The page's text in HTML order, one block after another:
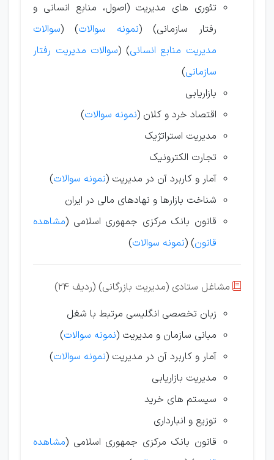
تئوری های مدیریت (اصول، منابع انسانی و
رفتار سازمانی) (نمونه سوالات) (سوالات
مدیریت منابع انسانی) (سوالات مدیریت رفتار
سازمانی)
بازاریابی
اقتصاد خرد و کلان (نمونه سوالات)
مدیریت استراتژیک
تجارت الکترونیک
آمار و کاربرد آن در مدیریت (نمونه سوالات)
شناخت بازارها و نهادهای مالی در ایران
قانون بانک مرکزی جمهوری اسلامی (مشاهده
قانون) (نمونه سوالات)

مشاغل ستادی (مدیریت بازرگانی) (ردیف 24)
زبان تخصصی انگلیسی مرتبط با شغل
مبانی سازمان و مدیریت (نمونه سوالات)
آمار و کاربرد آن در مدیریت (نمونه سوالات)
مدیریت بازاریابی
سیستم های خرید
توزیع و انبارداری
قانون بانک مرکزی جمهوری اسلامی (مشاهده